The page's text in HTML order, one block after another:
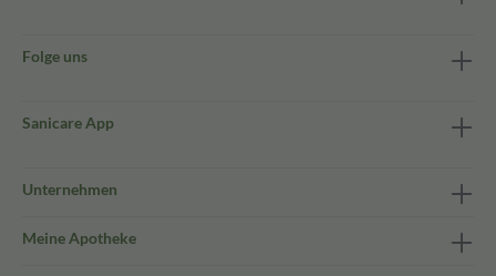
Folge uns
Sanicare App
Unternehmen
Meine Apotheke